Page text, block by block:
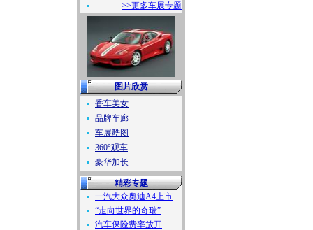
>>更多车展专题
图片欣赏
香车美女
品牌车廊
车展酷图
360°观车
豪华加长
精彩专题
一汽大众奥迪A4上市
“走向世界的奇瑞”
汽车保险费率放开